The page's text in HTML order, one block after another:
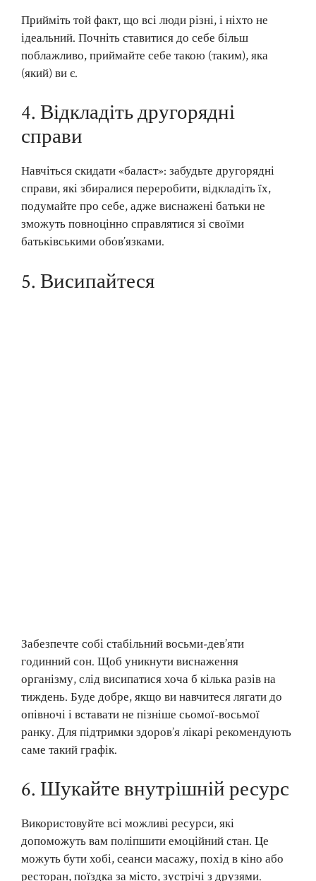
Прийміть той факт, що всі люди різні, і ніхто не
ідеальний. Почніть ставитися до себе більш
поблажливо, приймайте себе такою (таким), яка
(який) ви є.
4. Відкладіть другорядні
справи
Навчіться скидати «баласт»: забудьте другорядні
справи, які збиралися переробити, відкладіть їх,
подумайте про себе, адже виснажені батьки не
зможуть повноцінно справлятися зі своїми
батьківськими обов’язками.
5. Висипайтеся
Забезпечте собі стабільний восьми-дев’яти
годинний сон. Щоб уникнути виснаження
організму, слід висипатися хоча б кілька разів на
тиждень. Буде добре, якщо ви навчитеся лягати до
опівночі і вставати не пізніше сьомої-восьмої
ранку. Для підтримки здоров’я лікарі рекомендують
саме такий графік.
6. Шукайте внутрішній ресурс
Використовуйте всі можливі ресурси, які
допоможуть вам поліпшити емоційний стан. Це
можуть бути хобі, сеанси масажу, похід в кіно або
ресторан, поїздка за місто, зустрічі з друзями.